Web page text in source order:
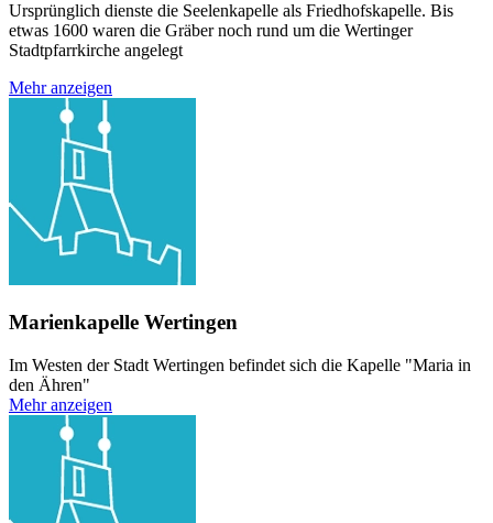
Ursprünglich dienste die Seelenkapelle als Friedhofskapelle. Bis
etwas 1600 waren die Gräber noch rund um die Wertinger
Stadtpfarrkirche angelegt
Mehr anzeigen
Marienkapelle Wertingen
Im Westen der Stadt Wertingen befindet sich die Kapelle "Maria in
den Ähren"
Mehr anzeigen